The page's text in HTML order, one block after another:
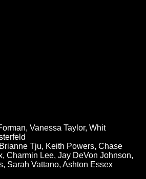
Vanessa Taylor, Whit
Tju, Keith Powers, Chase
Charmin Lee, Jay DeVon Johnson,
Sarah Vattano, Ashton Essex